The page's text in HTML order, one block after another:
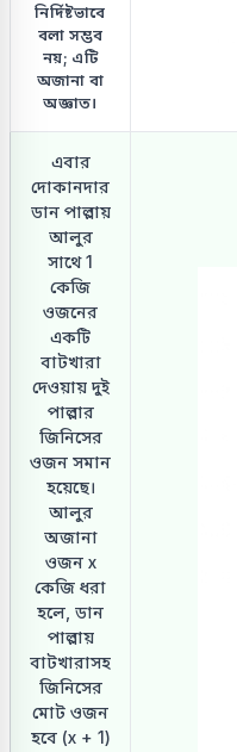
নির্দিষ্টভাবে
বলা সম্ভব
নয়; এটি
অজানা বা
অজ্ঞাত।
এবার
দোকানদার
ডান পাল্লায়
আলুর
সাথে 1
কেজি
ওজনের
একটি
বাটখারা
দেওয়ায় দুই
পাল্লার
জিনিসের
ওজন সমান
হয়েছে।
আলুর
অজানা
ওজন x
কেজি ধরা
হলে, ডান
পাল্লায়
বাটখারাসহ
জিনিসের
মোট ওজন
হবে (x + 1)